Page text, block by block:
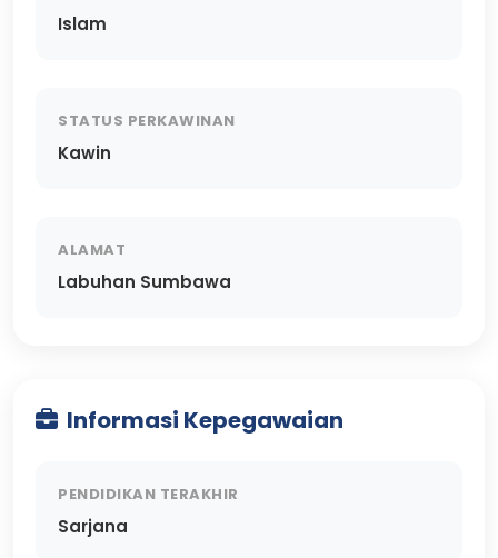
Islam
STATUS PERKAWINAN
Kawin
ALAMAT
Labuhan Sumbawa
Informasi Kepegawaian
PENDIDIKAN TERAKHIR
Sarjana